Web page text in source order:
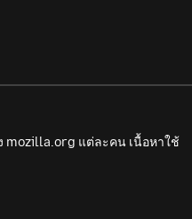
แต่ละคน เนื้อหาใช้